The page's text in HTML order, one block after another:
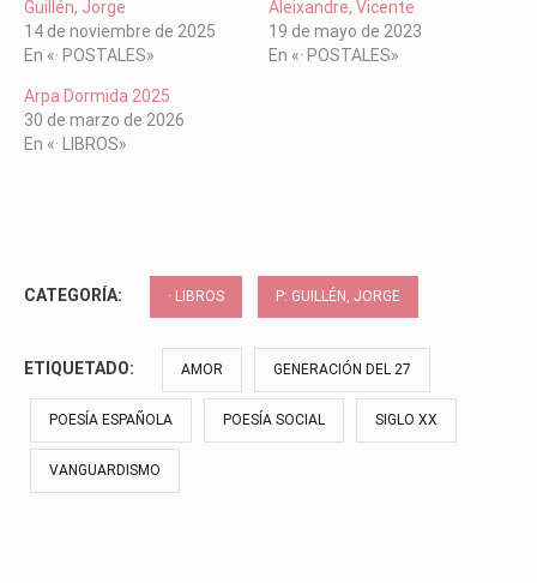
Guillén, Jorge
14 de noviembre de 2025
En «· POSTALES»
Aleixandre, Vicente
19 de mayo de 2023
En «· POSTALES»
Arpa Dormida 2025
30 de marzo de 2026
En «· LIBROS»
CATEGORÍA: · LIBROS P: GUILLÉN, JORGE
ETIQUETADO: AMOR GENERACIÓN DEL 27
POESÍA ESPAÑOLA POESÍA SOCIAL SIGLO XX
VANGUARDISMO